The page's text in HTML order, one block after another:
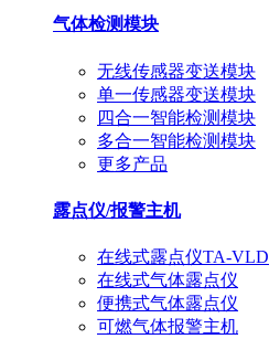
气体检测模块
无线传感器变送模块
单一传感器变送模块
四合一智能检测模块
多合一智能检测模块
更多产品
露点仪/报警主机
在线式露点仪TA-VLD
在线式气体露点仪
便携式气体露点仪
可燃气体报警主机